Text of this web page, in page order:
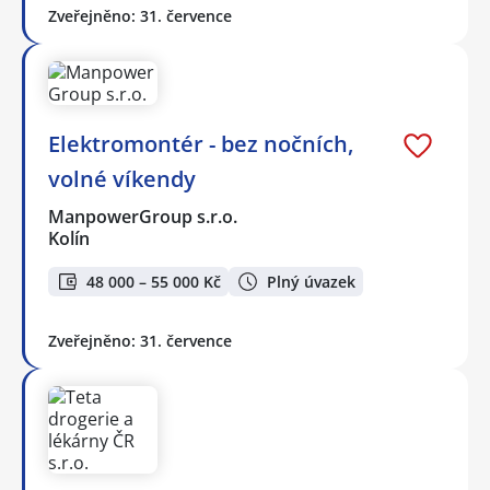
Zveřejněno: 31. července
Elektromontér - bez nočních,
volné víkendy
ManpowerGroup s.r.o.
Kolín
48 000 – 55 000 Kč Plný úvazek
Zveřejněno: 31. července